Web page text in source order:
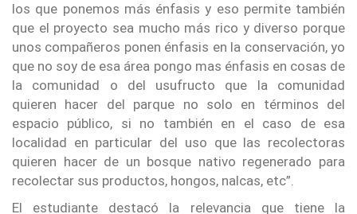
los que ponemos más énfasis y eso permite también
que el proyecto sea mucho más rico y diverso porque
unos compañeros ponen énfasis en la conservación, yo
que no soy de esa área pongo mas énfasis en cosas de
la comunidad o del usufructo que la comunidad
quieren hacer del parque no solo en términos del
espacio público, si no también en el caso de esa
localidad en particular del uso que las recolectoras
quieren hacer de un bosque nativo regenerado para
recolectar sus productos, hongos, nalcas, etc”.
El estudiante destacó la relevancia que tiene la